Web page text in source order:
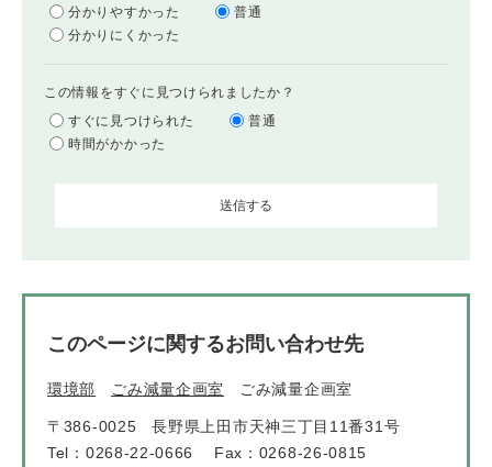
分かりやすかった
普通
分かりにくかった
この情報をすぐに見つけられましたか？
すぐに見つけられた
普通
時間がかかった
このページに関するお問い合わせ先
環境部 ごみ減量企画室 ごみ減量企画室
〒386-0025
長野県上田市天神三丁目11番31号
Tel：0268-22-0666
Fax：0268-26-0815